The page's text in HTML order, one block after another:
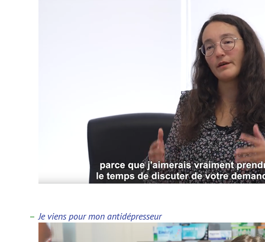
Je viens pour mon antidépresseur